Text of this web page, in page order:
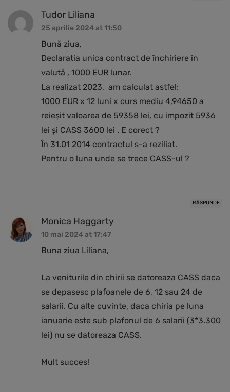
Tudor Liliana
25 aprilie 2024 at 11:50
Bună ziua,
Declaratia unica contract de închiriere în
valută , 1000 EUR lunar.
La realizat 2023, am calculat astfel:
1000 EUR x 12 luni x curs mediu 4,94650 a
reieșit valoarea de 59358 lei, cu impozit 5936
lei și CASS 3600 lei . E corect ?
În 31.01 2014 contractul s-a reziliat.
Pentru o luna unde se trece CASS-ul ?
RĂSPUNDE
Monica Haggarty
10 mai 2024 at 17:47
Buna ziua Liliana,
La veniturile din chirii se datoreaza CASS daca
se depasesc plafoanele de 6, 12 sau 24 de
salarii. Cu alte cuvinte, daca chiria pe luna
ianuarie este sub plafonul de 6 salarii (3*3.300
lei) nu se datoreaza CASS.
Mult succes!